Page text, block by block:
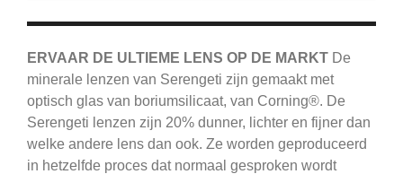
ERVAAR DE ULTIEME LENS OP DE MARKT De
minerale lenzen van Serengeti zijn gemaakt met
optisch glas van boriumsilicaat, van Corning®. De
Serengeti lenzen zijn 20% dunner, lichter en fijner dan
welke andere lens dan ook. Ze worden geproduceerd
in hetzelfde proces dat normaal gesproken wordt